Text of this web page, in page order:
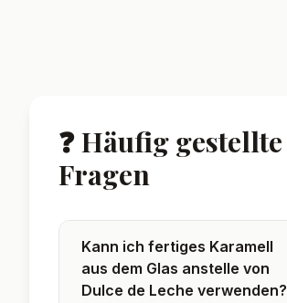
❓ Häufig gestellte
Fragen
Kann ich fertiges Karamell
aus dem Glas anstelle von
Dulce de Leche verwenden?